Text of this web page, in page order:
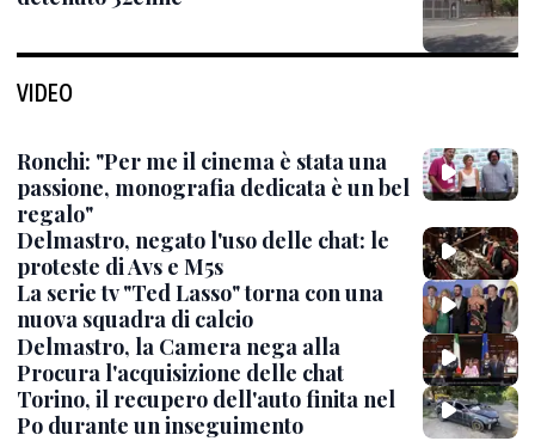
VIDEO
Ronchi: "Per me il cinema è stata una
passione, monografia dedicata è un bel
regalo"
Delmastro, negato l'uso delle chat: le
proteste di Avs e M5s
La serie tv "Ted Lasso" torna con una
nuova squadra di calcio
Delmastro, la Camera nega alla
Procura l'acquisizione delle chat
Torino, il recupero dell'auto finita nel
Po durante un inseguimento